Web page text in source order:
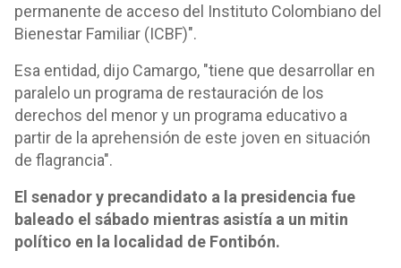
permanente de acceso del Instituto Colombiano del
Bienestar Familiar (ICBF)".
Esa entidad, dijo Camargo, "tiene que desarrollar en
paralelo un programa de restauración de los
derechos del menor y un programa educativo a
partir de la aprehensión de este joven en situación
de flagrancia".
El senador y precandidato a la presidencia fue
baleado el sábado mientras asistía a un mitin
político en la localidad de Fontibón.